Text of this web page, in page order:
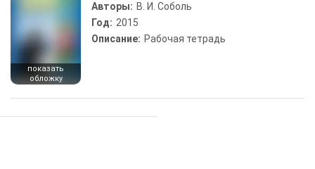
показать
обложку
Авторы: В. И. Соболь
Год: 2015
Описание: Рабочая тетрадь